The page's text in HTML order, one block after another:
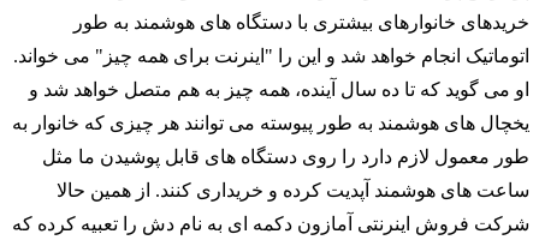
خریدهای خانوارهای بیشتری با دستگاه های هوشمند به طور
اتوماتیک انجام خواهد شد و این را "اینرنت برای همه چیز" می خواند.
او می گوید که تا ده سال آینده، همه چیز به هم متصل خواهد شد و
یخچال های هوشمند به طور پیوسته می توانند هر چیزی که خانوار به
طور معمول لازم دارد را روی دستگاه های قابل پوشیدن ما مثل
ساعت های هوشمند آپدیت کرده و خریداری کنند. از همین حالا
شرکت فروش اینرنتی آمازون دکمه ای به نام دش را تعبیه کرده که